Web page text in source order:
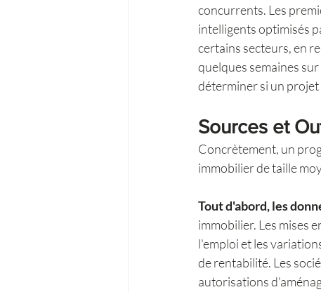
concurrents. Les
intelligents optimisés
certains secteurs, en
quelques semaines
déterminer si un projet
Sources et
Concrètement, un
immobilier de taille
Tout d'abord, les
immobilier. Les mises
l'emploi et les
de rentabilité. Les
autorisations